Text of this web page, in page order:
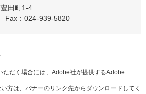
田町1-4
Fax：024-939-5820
ただく場合には、Adobe社が提供するAdobe
方は、バナーのリンク先からダウンロードしてく